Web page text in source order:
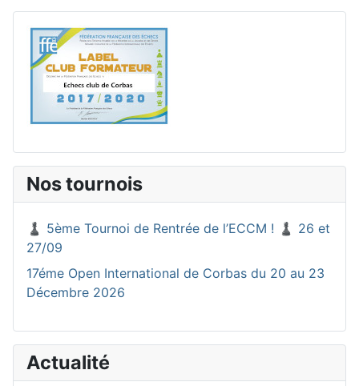
Nos tournois
♟️ 5ème Tournoi de Rentrée de l’ECCM ! ♟️ 26 et
27/09
17éme Open International de Corbas du 20 au 23
Décembre 2026
Actualité